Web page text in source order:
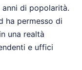
di popolarità.
ha permesso di
una realtà
e uffici